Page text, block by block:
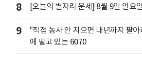
8 [오늘의 별자리 운세] 8월 9일 일요일
9
"직접 농사 안 지으면 내년까지 팔
에 떨고 있는 6070